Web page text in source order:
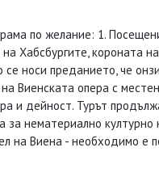
по желание: 1.
Хабсбургите, короната
носи преданието, че
Виенската опера с
и дейност. Турът
за нематериално
на Виена - необходимо е